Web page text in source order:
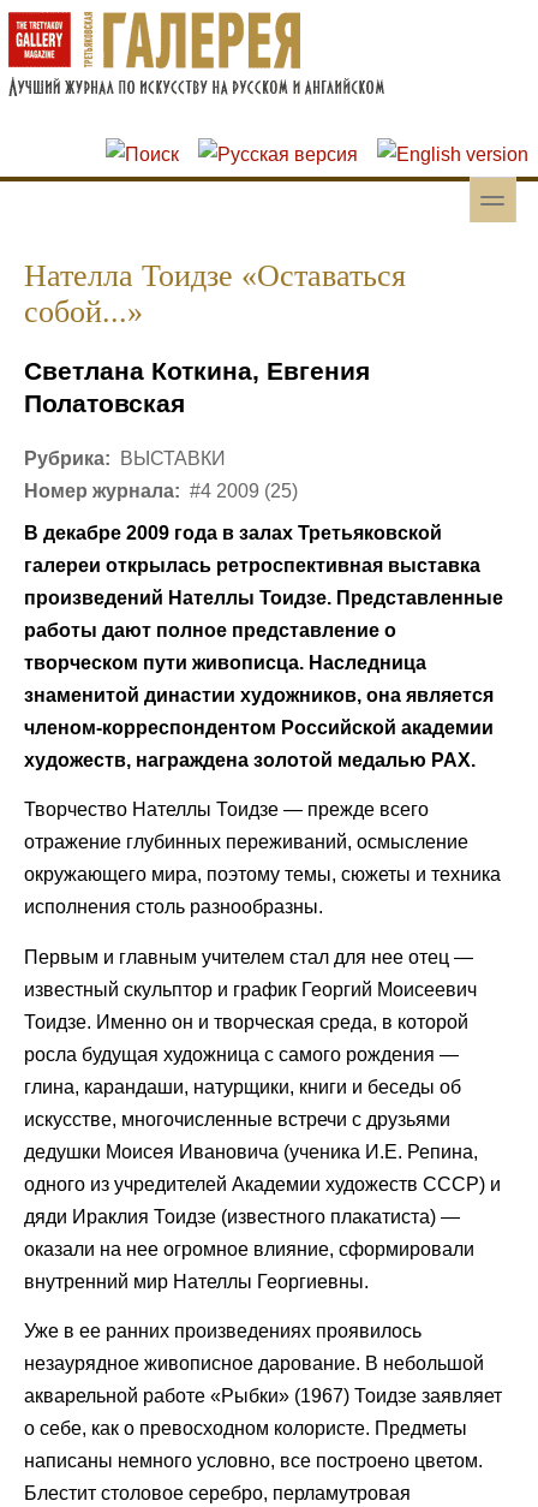
Перейти к основному содержанию
Skip to search
toggle
Нателла Тоидзе «Оставаться
собой...»
Светлана Коткина, Евгения
Полатовская
Рубрика:
ВЫСТАВКИ
Номер журнала: #4 2009 (25)
В декабре 2009 года в залах Третьяковской
галереи открылась ретроспективная выставка
произведений Нателлы Тоидзе. Представленные
работы дают полное представление о
творческом пути живописца. Наследница
знаменитой династии художников, она является
членом-корреспондентом Российской академии
художеств, награждена золотой медалью РАХ.
Творчество Нателлы Тоидзе — прежде всего
отражение глубинных переживаний, осмысление
окружающего мира, поэтому темы, сюжеты и техника
исполнения столь разнообразны.
Первым и главным учителем стал для нее отец —
известный скульптор и график Георгий Моисеевич
Тоидзе. Именно он и творческая среда, в которой
росла будущая художница с самого рождения —
глина, карандаши, натурщики, книги и беседы об
искусстве, многочисленные встречи с друзьями
дедушки Моисея Ивановича (ученика И.Е. Репина,
одного из учредителей Академии художеств СССР) и
дяди Ираклия Тоидзе (известного плакатиста) —
оказали на нее огромное влияние, сформировали
внутренний мир Нателлы Георгиевны.
Уже в ее ранних произведениях проявилось
незаурядное живописное дарование. В небольшой
акварельной работе «Рыбки» (1967) Тоидзе заявляет
о себе, как о превосходном колористе. Предметы
написаны немного условно, все построено цветом.
Блестит столовое серебро, перламутровая